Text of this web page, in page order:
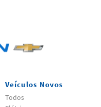
Veículos Novos
Todos